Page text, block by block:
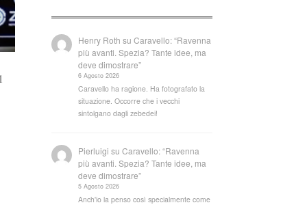
Henry Roth suCaravello: “Ravenna
più avanti. Spezia? Tante idee, ma
deve dimostrare”
6 Agosto 2026
Caravello ha ragione. Ha fotografato la
situazione. Occorre che i vecchi
sintolgano dagli zebedei!
Pierluigi suCaravello: “Ravenna
più avanti. Spezia? Tante idee, ma
deve dimostrare”
5 Agosto 2026
Anch'io la penso così specialmente come